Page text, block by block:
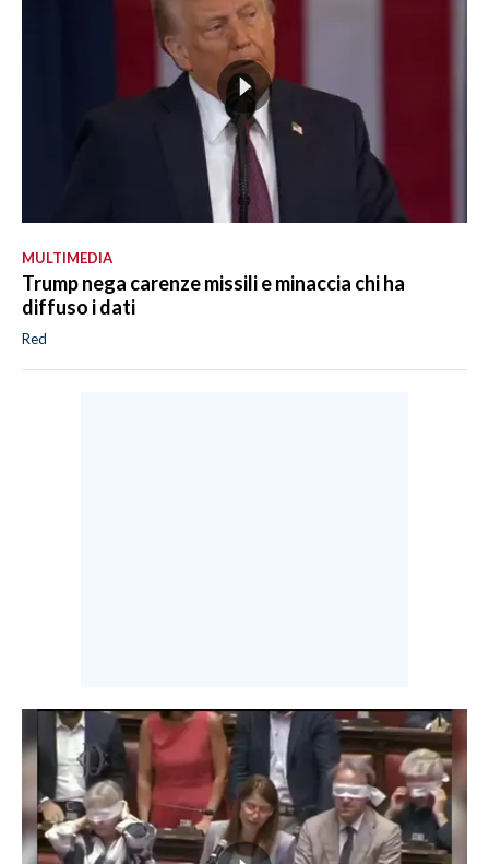
MULTIMEDIA
Trump nega carenze missili e minaccia chi ha
diffuso i dati
Red